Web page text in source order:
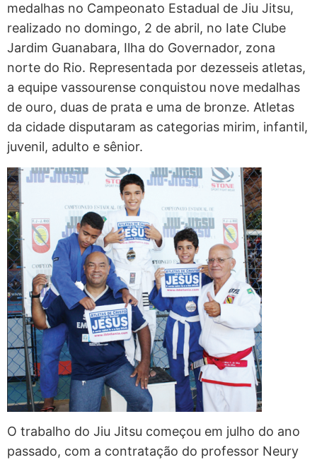
medalhas no Campeonato Estadual de Jiu Jitsu,
realizado no domingo, 2 de abril, no Iate Clube
Jardim Guanabara, Ilha do Governador, zona
norte do Rio. Representada por dezesseis atletas,
a equipe vassourense conquistou nove medalhas
de ouro, duas de prata e uma de bronze. Atletas
da cidade disputaram as categorias mirim, infantil,
juvenil, adulto e sênior.
O trabalho do Jiu Jitsu começou em julho do ano
passado, com a contratação do professor Neury